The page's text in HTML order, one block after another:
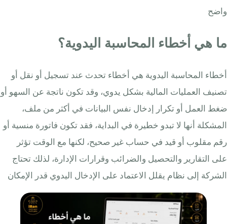
واضح
ما هي أخطاء المحاسبة اليدوية؟
أخطاء المحاسبة اليدوية هي أخطاء تحدث عند تسجيل أو نقل أو
تصنيف العمليات المالية بشكل يدوي، وقد تكون ناتجة عن السهو أو
ضغط العمل أو تكرار إدخال نفس البيانات في أكثر من ملف،
المشكلة أنها لا تبدو خطيرة في البداية، فقد تكون فاتورة منسية أو
رقم مقلوب أو قيد في حساب غير صحيح، لكنها مع الوقت تؤثر
على التقارير والتحصيل والضرائب وقرارات الإدارة، لذلك تحتاج
الشركة إلى نظام يقلل الاعتماد على الإدخال اليدوي قدر الإمكان